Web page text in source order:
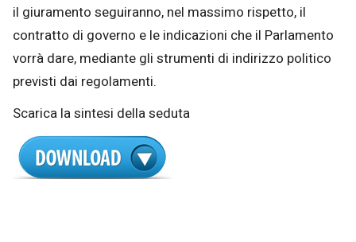
il giuramento seguiranno, nel massimo rispetto, il
contratto di governo e le indicazioni che il Parlamento
vorrà dare, mediante gli strumenti di indirizzo politico
previsti dai regolamenti.
Scarica la sintesi della seduta